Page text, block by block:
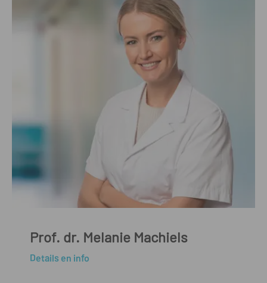
Prof. dr. Melanie Machiels
Details en info